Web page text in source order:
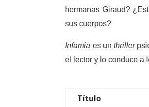
hermanas Giraud?
sus cuerpos?
Infamia es unthriller
el lector y lo conduce a
Título